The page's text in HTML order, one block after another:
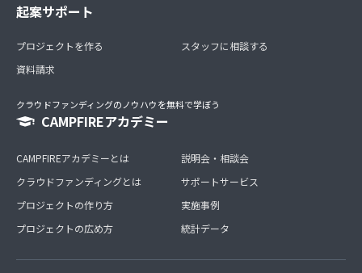
起案サポート
プロジェクトを作る
資料請求
スタッフに相談する
クラウドファンディングのノウハウを無料で学ぼう
CAMPFIREアカデミー
CAMPFIREアカデミーとは
クラウドファンディングとは
プロジェクトの作り方
プロジェクトの広め方
説明会・相談会
サポートサービス
実施事例
統計データ